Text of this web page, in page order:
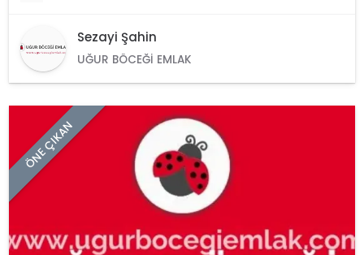
Sezayi Şahin
UĞUR BÖCEĞI EMLAK
ÖNE ÇIKAN